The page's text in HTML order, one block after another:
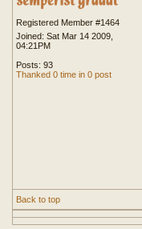
Registered Member #1464
Joined: Sat Mar 14 2009,
04:21PM
Posts: 93
Thanked 0 time in 0 post
Back to top